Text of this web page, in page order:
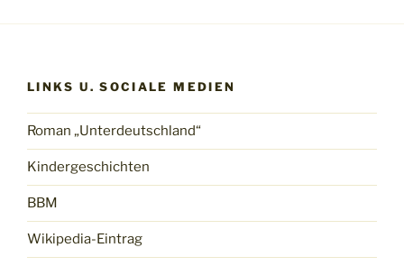
LINKS U. SOCIALE MEDIEN
Roman „Unterdeutschland“
Kindergeschichten
BBM
Wikipedia-Eintrag